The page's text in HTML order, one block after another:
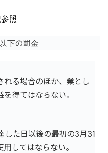
照
下の罰金
れる場合のほか、業とし
得てはならない。
した日以後の最初の3月31
してはならない。